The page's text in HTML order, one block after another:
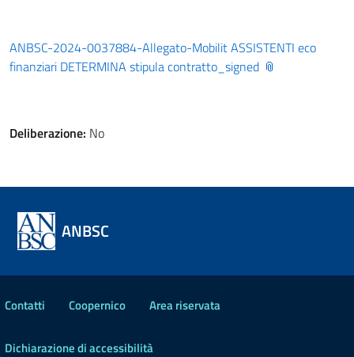
ANBSC-2024-0037884-Allegato-Mobilit ASSISTENTI eco
finanziari DETERMINA stipula contratto_signed
Deliberazione: No
ANBSC
Contatti Coopernico Area riservata
Dichiarazione di accessibilità